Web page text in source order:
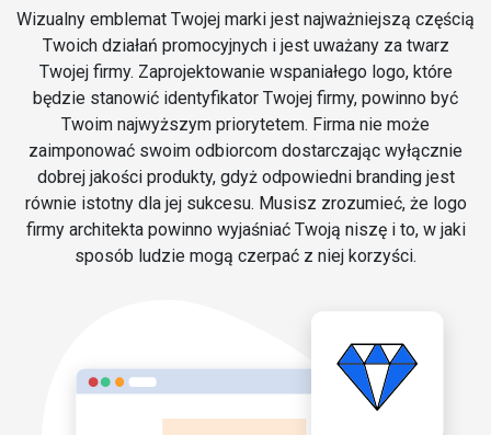
Wizualny emblemat Twojej marki jest najważniejszą częścią
Twoich działań promocyjnych i jest uważany za twarz
Twojej firmy. Zaprojektowanie wspaniałego logo, które
będzie stanowić identyfikator Twojej firmy, powinno być
Twoim najwyższym priorytetem. Firma nie może
zaimponować swoim odbiorcom dostarczając wyłącznie
dobrej jakości produkty, gdyż odpowiedni branding jest
równie istotny dla jej sukcesu. Musisz zrozumieć, że logo
firmy architekta powinno wyjaśniać Twoją niszę i to, w jaki
sposób ludzie mogą czerpać z niej korzyści.